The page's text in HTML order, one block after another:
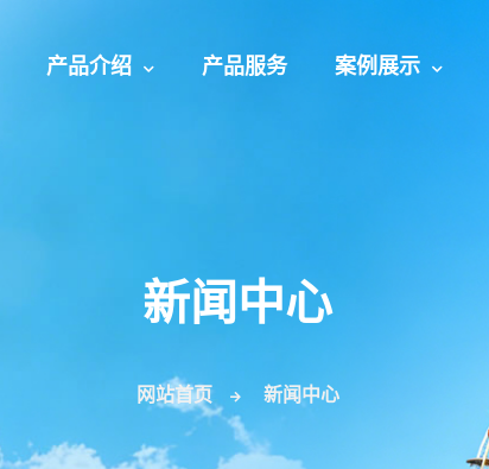
产品介绍 产品服务 案例展示
新闻中心
网站首页 新闻中心